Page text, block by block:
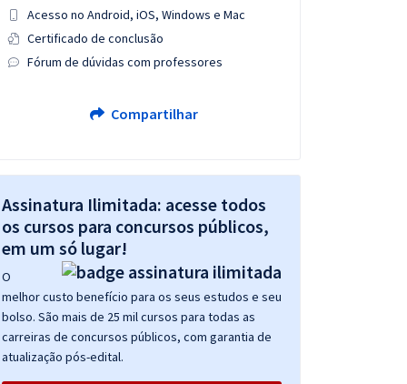
Acesso no Android, iOS, Windows e Mac
Certificado de conclusão
Fórum de dúvidas com professores
Compartilhar
Assinatura Ilimitada: acesse todos
os cursos para concursos públicos,
em um só lugar!
O
melhor custo benefício para os seus estudos e seu
bolso. São mais de 25 mil cursos para todas as
carreiras de concursos públicos, com garantia de
atualização pós-edital.